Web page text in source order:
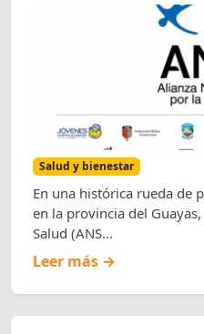
Salud y bienestar
En una histórica rueda de
en la provincia del
Salud (ANS...
Leer más →